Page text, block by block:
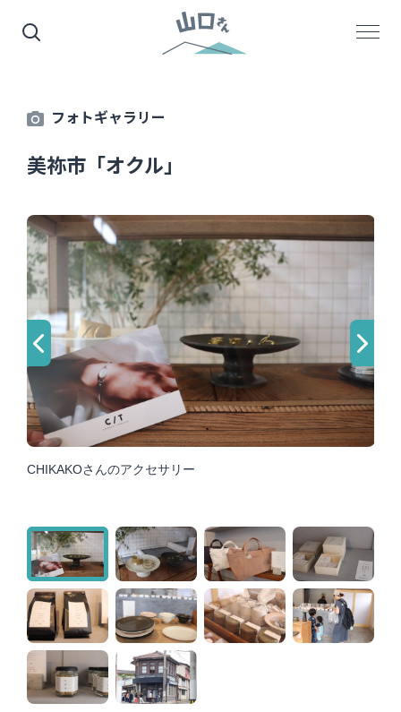
美祢市「オクル」
フォトギャラリー
CHIKAKOさんのアクセサリー